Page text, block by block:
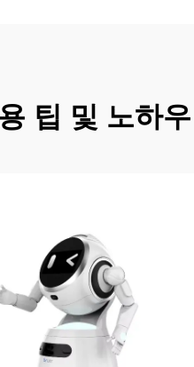
팁 및 노하우